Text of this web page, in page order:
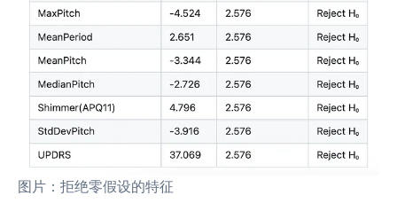
图片：拒绝零假设的特征